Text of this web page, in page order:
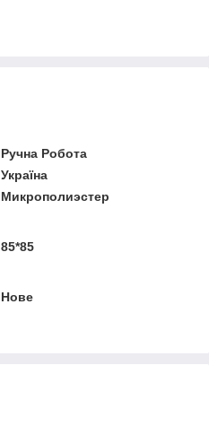
Ручна Робота
Україна
Микрополиэстер
85*85
Нове